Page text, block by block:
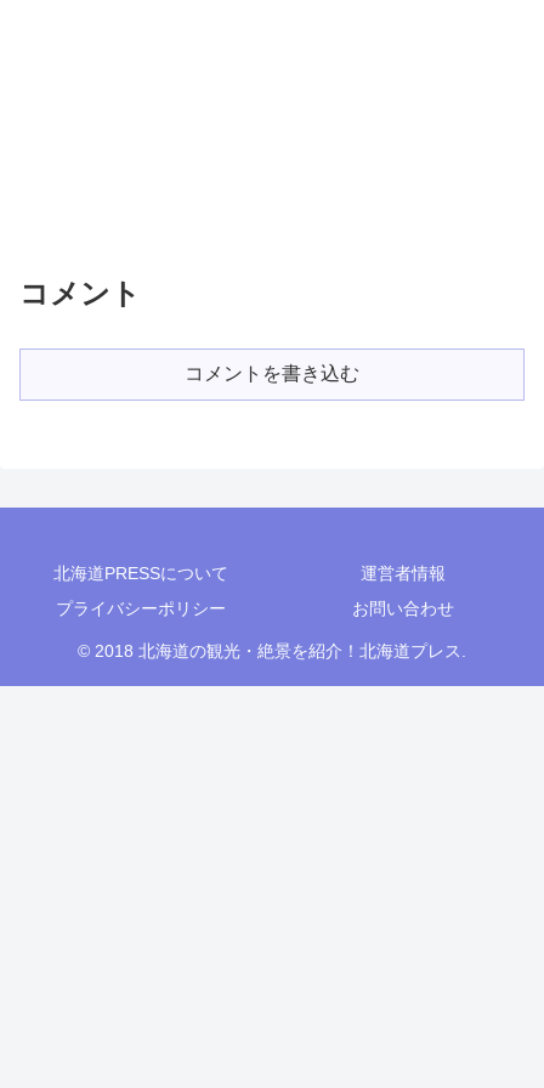
コメント
コメントを書き込む
北海道PRESSについて
運営者情報
プライバシーポリシー
お問い合わせ
© 2018 北海道の観光・絶景を紹介！北海道プレス.